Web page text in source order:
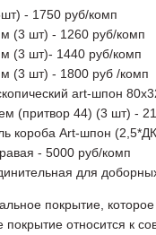
- 1750 руб/комп
(3 шт) - 1260 руб/комп
(3 шт)- 1440 руб/комп
(3 шт) - 1800 руб /комп
art-шпон
(притвор 44) (3 шт) -
короба Art-шпон
- 5000 руб/комп
для
покрытие,
покрытие относится к